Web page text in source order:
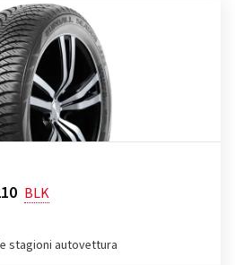
BLK
stagioni autovettura